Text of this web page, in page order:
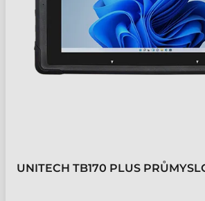
UNITECH TB170 PLUS